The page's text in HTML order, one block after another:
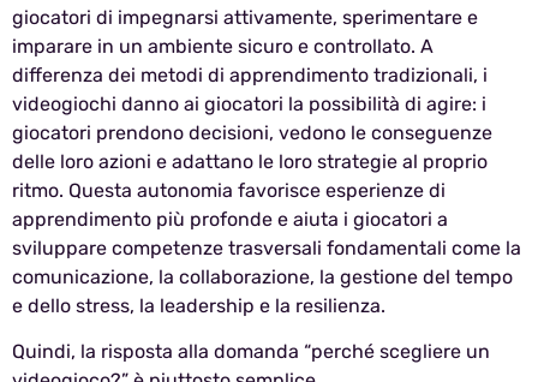
giocatori di impegnarsi attivamente, sperimentare e
imparare in un ambiente sicuro e controllato. A
differenza dei metodi di apprendimento tradizionali, i
videogiochi danno ai giocatori la possibilità di agire: i
giocatori prendono decisioni, vedono le conseguenze
delle loro azioni e adattano le loro strategie al proprio
ritmo. Questa autonomia favorisce esperienze di
apprendimento più profonde e aiuta i giocatori a
sviluppare competenze trasversali fondamentali come la
comunicazione, la collaborazione, la gestione del tempo
e dello stress, la leadership e la resilienza.
Quindi, la risposta alla domanda “perché scegliere un